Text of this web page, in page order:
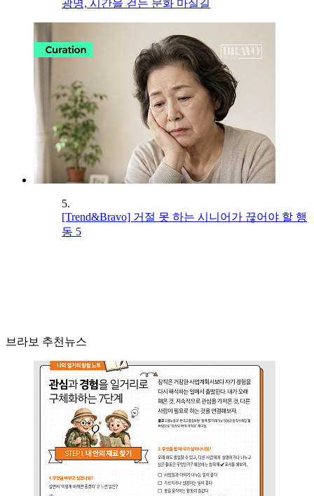
광명, 시간을 걷는 문화 마실길
5.
[Trend&Bravo] 거절 못 하는 시니어가 끊어야 할 행
동 5
브라보 추천뉴스